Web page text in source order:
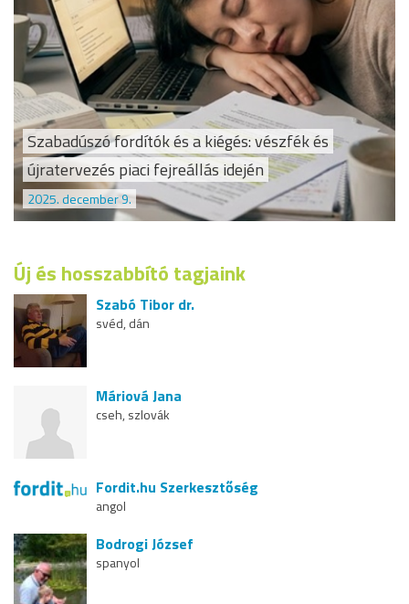
Szabadúszó fordítók és a kiégés: vészfék és
újratervezés piaci fejreállás idején
2025. december 9.
Új és hosszabbító tagjaink
Szabó Tibor dr.
svéd, dán
Máriová Jana
cseh, szlovák
Fordit.hu Szerkesztőség
angol
Bodrogi József
spanyol